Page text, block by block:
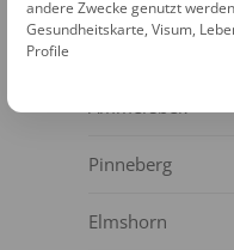
Ammersbek
Pinneberg
Elmshorn
andere Zwecke genutzt
Gesundheitskarte, Visum,
Profile